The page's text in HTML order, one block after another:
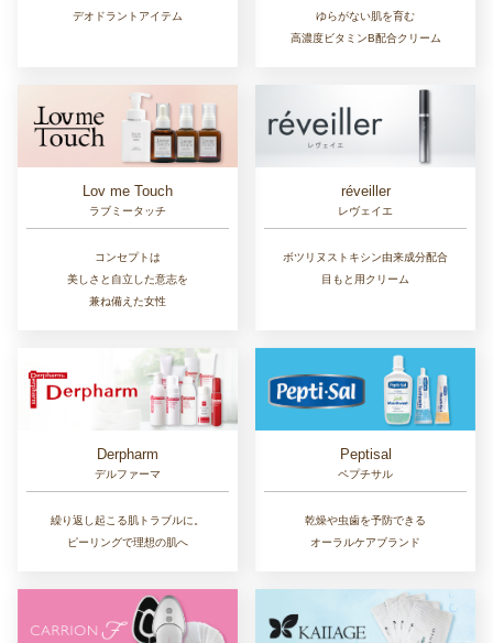
デオドラントアイテム
ゆらがない肌を育む
高濃度ビタミンB配合クリーム
Lov me Touch
ラブミータッチ
コンセプトは
美しさと自立した意志を
兼ね備えた女性
réveiller
レヴェイエ
ボツリヌストキシン由来成分配合
目もと用クリーム
Derpharm
デルファーマ
繰り返し起こる肌トラブルに。
ピーリングで理想の肌へ
Peptisal
ペプチサル
乾燥や虫歯を予防できる
オーラルケアブランド